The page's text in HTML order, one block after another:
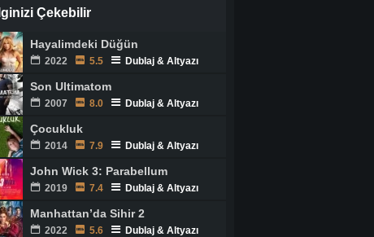
İlginizi Çekebilir
Hayalimdeki Düğün
2022 5.5 Dublaj & Altyazı
Son Ultimatom
2007 8.0 Dublaj & Altyazı
Çocukluk
2014 7.9 Dublaj & Altyazı
John Wick 3: Parabellum
2019 7.4 Dublaj & Altyazı
Manhattan’da Sihir 2
2022 5.6 Dublaj & Altyazı